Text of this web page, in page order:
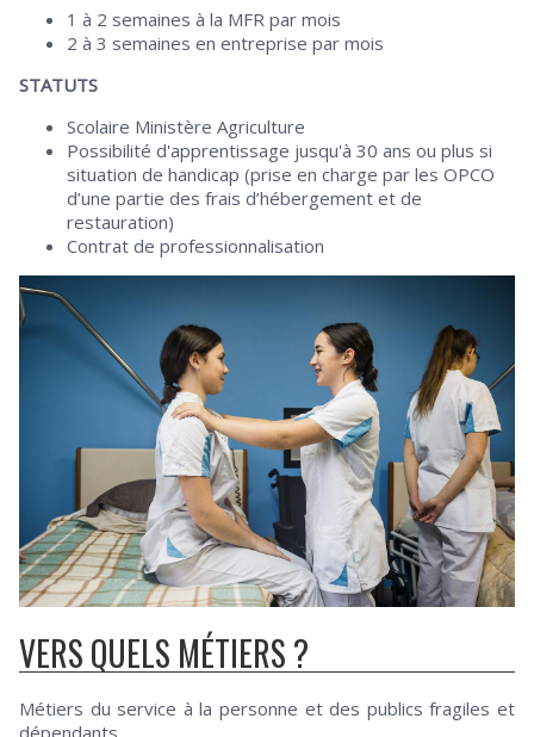
1 à 2 semaines à la MFR par mois
2 à 3 semaines en entreprise par mois
STATUTS
Scolaire Ministère Agriculture
Possibilité d'apprentissage jusqu'à 30 ans ou plus si
situation de handicap (prise en charge par les OPCO
d’une partie des frais d’hébergement et de
restauration)
Contrat de professionnalisation
VERS QUELS MÉTIERS ?
Métiers du service à la personne et des publics fragiles et
dépendants